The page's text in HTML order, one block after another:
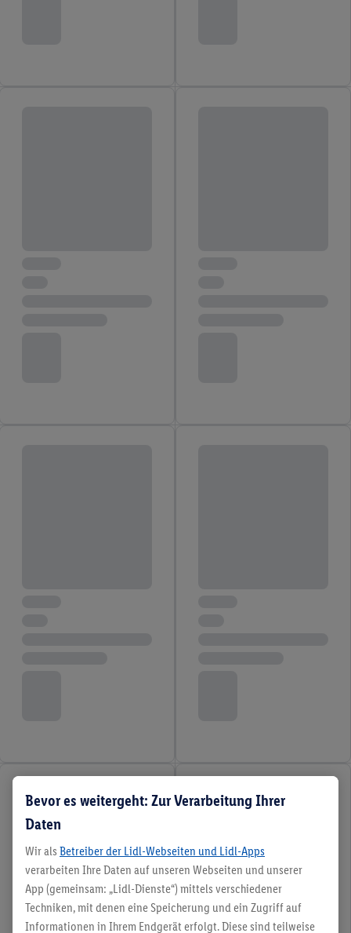
Bevor es weitergeht: Zur Verarbeitung Ihrer
Daten
Wir als Betreiber der Lidl-Webseiten und Lidl-Apps
verarbeiten Ihre Daten auf unseren Webseiten und unserer
App (gemeinsam: „Lidl-Dienste“) mittels verschiedener
Techniken, mit denen eine Speicherung und ein Zugriff auf
Informationen in Ihrem Endgerät erfolgt. Diese sind teilweise